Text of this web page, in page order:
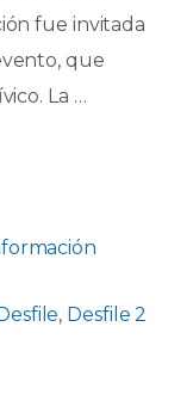
fue invitada
que
La …
Desfile, Desfile 2